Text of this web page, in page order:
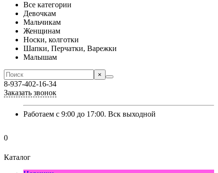
Все категории
Девочкам
Мальчикам
Женщинам
Носки, колготки
Шапки, Перчатки, Варежки
Малышам
×
8-937-402-16-34
Заказать звонок
Работаем с 9:00 до 17:00. Вск выходной
0
Каталог